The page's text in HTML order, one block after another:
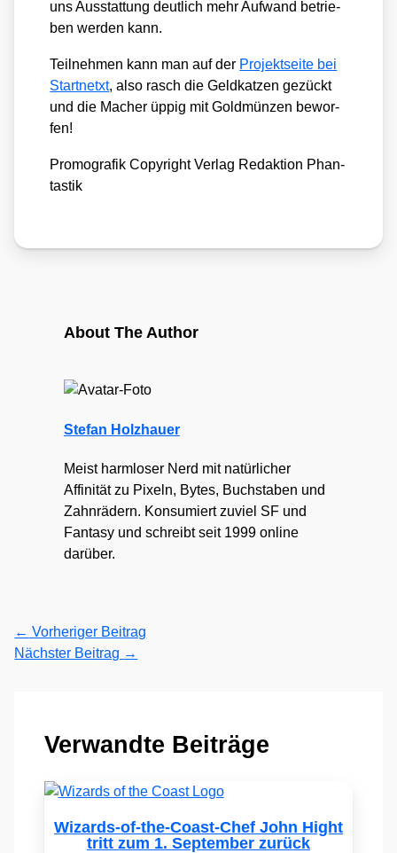
uns Aus­stat­tung deut­lich mehr Auf­wand betrie­
ben wer­den kann.
Teil­neh­men kann man auf der Pro­jekt­sei­te bei
Start­netxt, also rasch die Geld­kat­zen gezückt
und die Macher üppig mit Gold­mün­zen bewor­
fen!
Pro­mo­gra­fik Copy­right Ver­lag Redak­ti­on Phan­
tas­tik
About The Author
Stefan Holzhauer
Meist harmloser Nerd mit natürlicher
Affinität zu Pixeln, Bytes, Buchstaben und
Zahnrädern. Konsumiert zuviel SF und
Fantasy und schreibt seit 1999 online
darüber.
← Vorheriger Beitrag
Nächster Beitrag →
Verwandte Beiträge
Wizards-of-the-Coast-Chef John Hight
tritt zum 1. September zurück